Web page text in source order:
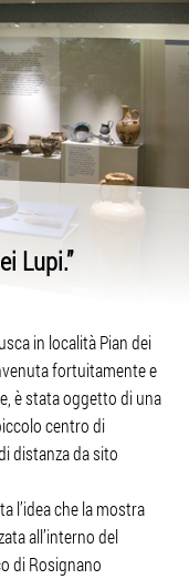
Lupi.”
in località Pian dei
fortuitamente e
è stata oggetto di una
centro di
distanza da sito
l’idea che la mostra
all’interno del
di Rosignano